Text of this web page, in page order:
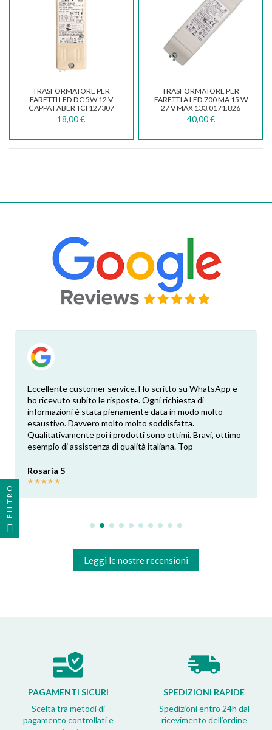
TRASFORMATORE PER
FARETTI LED DC 5W 12 V
CAPPA FABER TCI 127307
18,00 €
TRASFORMATORE PER
FARETTI A LED 700 MA 15 W
27 V MAX 133.0171.826
40,00 €
Eccellente customer service. Ho scritto su WhatsApp e
ho ricevuto subito le risposte. Ogni richiesta di
informazioni è stata pienamente data in modo molto
esaustivo. Davvero molto molto soddisfatta.
Qualitativamente poi i prodotti sono ottimi. Bravi, ottimo
esempio di assistenza di qualità italiana. Top
Rosaria S
★★★★★
Leggi le nostre recensioni
PAGAMENTI SICURI
Scelta tra metodi di
pagamento controllati e
SPEDIZIONI RAPIDE
Spedizioni entro 24h dal
ricevimento dell’ordine
FILTRO